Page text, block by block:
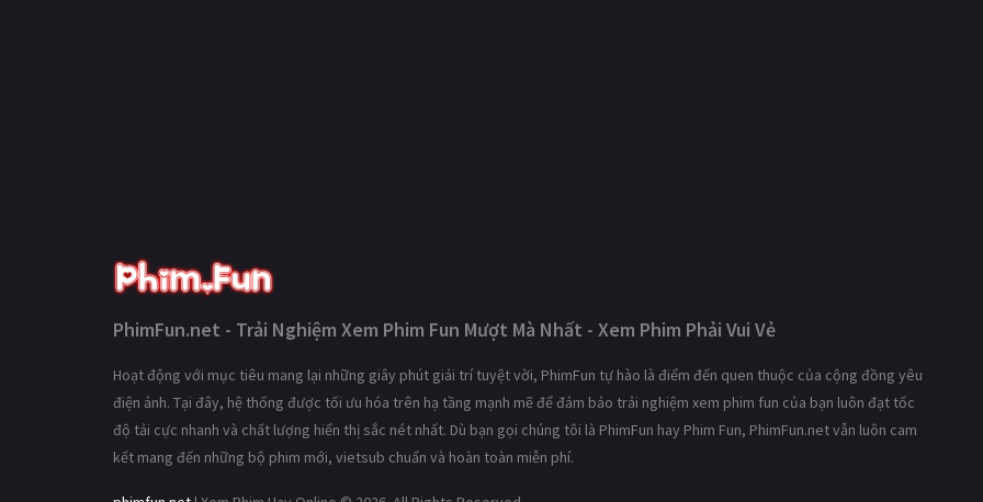
PhimFun.net - Trải Nghiệm Xem Phim Fun Mượt Mà Nhất - Xem Phim Phải Vui Vẻ
Hoạt động với mục tiêu mang lại những giây phút giải trí tuyệt vời, PhimFun tự hào là điểm đến quen thuộc của cộng đồng yêu
điện ảnh. Tại đây, hệ thống được tối ưu hóa trên hạ tầng mạnh mẽ để đảm bảo trải nghiệm xem phim fun của bạn luôn đạt tốc
độ tải cực nhanh và chất lượng hiển thị sắc nét nhất. Dù bạn gọi chúng tôi là PhimFun hay Phim Fun, PhimFun.net vẫn luôn cam
kết mang đến những bộ phim mới, vietsub chuẩn và hoàn toàn miễn phí.